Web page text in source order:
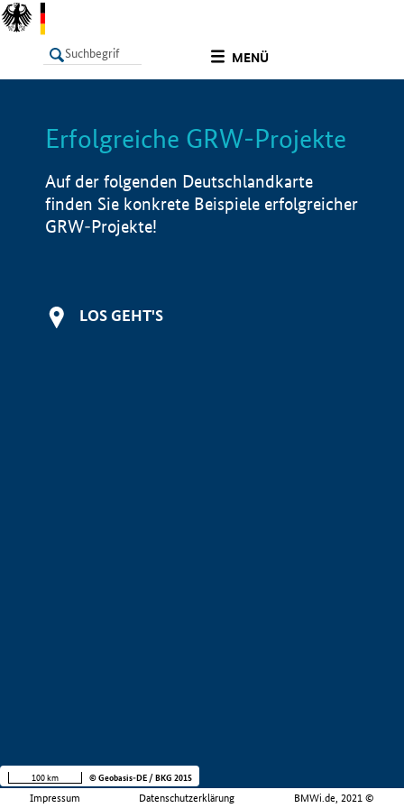
MENÜ
LISTE Info
Erfolgreiche GRW-Projekte
Auf der folgenden Deutschlandkarte
finden Sie konkrete Beispiele erfolgreicher
GRW-Projekte!
LOS GEHT'S
Impressum Datenschutzerklärung BMWi.de, 2021 ©
100 km © Geobasis-DE / BKG 2015